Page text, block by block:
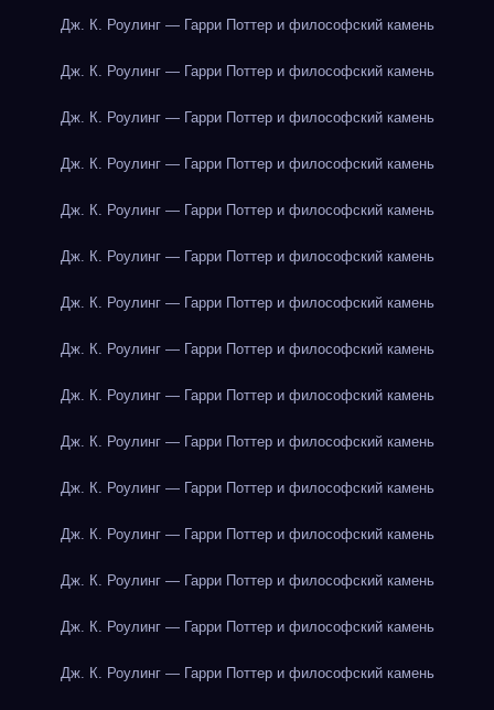
Дж. К. Роулинг — Гарри Поттер и философский камень
Дж. К. Роулинг — Гарри Поттер и философский камень
Дж. К. Роулинг — Гарри Поттер и философский камень
Дж. К. Роулинг — Гарри Поттер и философский камень
Дж. К. Роулинг — Гарри Поттер и философский камень
Дж. К. Роулинг — Гарри Поттер и философский камень
Дж. К. Роулинг — Гарри Поттер и философский камень
Дж. К. Роулинг — Гарри Поттер и философский камень
Дж. К. Роулинг — Гарри Поттер и философский камень
Дж. К. Роулинг — Гарри Поттер и философский камень
Дж. К. Роулинг — Гарри Поттер и философский камень
Дж. К. Роулинг — Гарри Поттер и философский камень
Дж. К. Роулинг — Гарри Поттер и философский камень
Дж. К. Роулинг — Гарри Поттер и философский камень
Дж. К. Роулинг — Гарри Поттер и философский камень